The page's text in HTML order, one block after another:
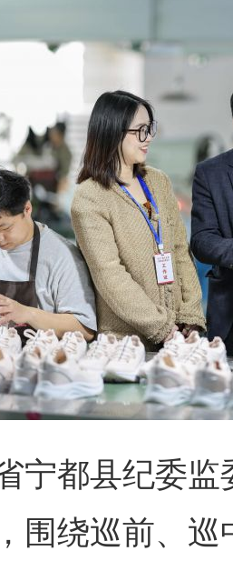
都县纪委监
围绕巡前、